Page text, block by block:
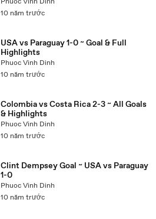
10 năm trước
USA vs Paraguay 1-0 ~ Goal & Full
Highlights
Phuoc Vinh Dinh
10 năm trước
Colombia vs Costa Rica 2-3 ~ All Goals
& Highlights
Phuoc Vinh Dinh
10 năm trước
Clint Dempsey Goal ~ USA vs Paraguay
1-0
Phuoc Vinh Dinh
10 năm trước